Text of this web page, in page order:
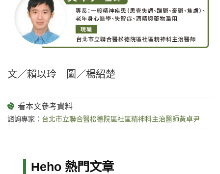
文／賴以玲 圖／楊紹楚
諮詢專家： 台北市立聯合醫松德院區社區精神科主治醫師黃卓尹
Heho 熱門文章